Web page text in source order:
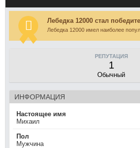
Лебедка 12000 стал
Лебедка 12000 имел наиболее
РЕПУТАЦИЯ
1
Обычный
ИНФОРМАЦИЯ
Настоящее имя
Михаил
Пол
Мужчина